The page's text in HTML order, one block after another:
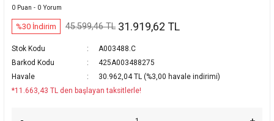
0 Puan - 0 Yorum
%30 İndirim 45.599,46 TL 31.919,62 TL
Stok Kodu
A003488.C
Barkod Kodu
425A003488275
Havale
30.962,04 TL (%3,00 havale indirimi)
*11.663,43 TL den başlayan taksitlerle!